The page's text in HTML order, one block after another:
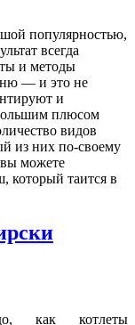
популярностью,
всегда
и методы
— и это не
и
плюсом
видов
из них по-своему
можете
который таится в
как котлеты